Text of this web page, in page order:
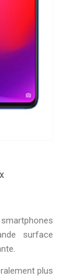
surface
plus